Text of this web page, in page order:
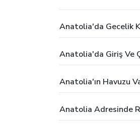
Anatolia'da Gecelik
Anatolia'da Giriş Ve
Anatolia'ın Havuzu
Anatolia Adresinde